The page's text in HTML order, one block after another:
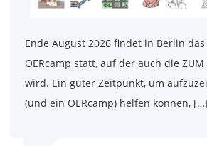
Ende August 2026 findet in Berlin
OERcamp statt, auf der auch die
wird. Ein guter Zeitpunkt, um
(und ein OERcamp) helfen können, […]